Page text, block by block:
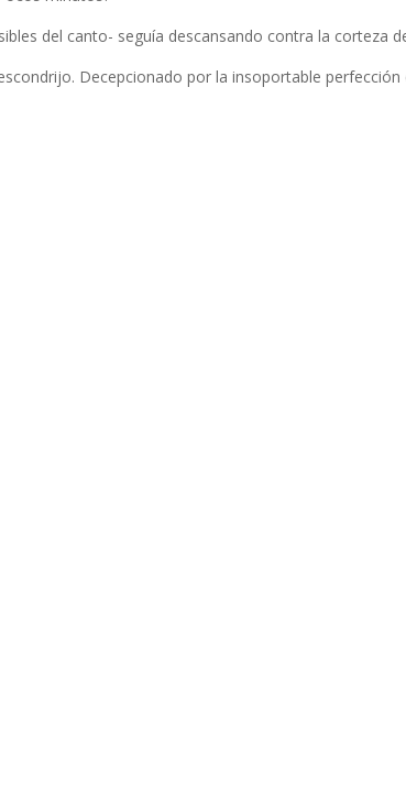
del canto- seguía descansando contra la corteza
Decepcionado por la insoportable perfección